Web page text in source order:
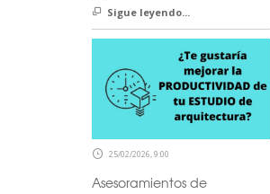
Sigue leyendo...
25/02/2026, 9:00
Asesoramientos de